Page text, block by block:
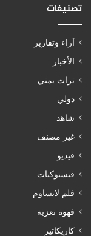
تصنيفات
آراء وتقارير
الأخبار
تراث يمني
دولي
شاهد
غير مصنف
فيديو
فيسبوكيات
قلم لايساوم
قهوة تعزية
كاريكاتير